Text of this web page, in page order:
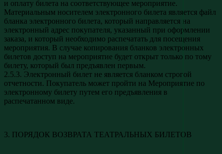
и оплату билета на соответствующее мероприятие.
Материальным носителем электронного билета является файл
бланка электронного билета, который направляется на
электронный адрес покупателя, указанный при оформлении
заказа, и который необходимо распечатать для посещения
мероприятия. В случае копирования бланков электронных
билетов доступ на мероприятие будет открыт только по тому
билету, который был предъявлен первым.
2.5.3. Электронный билет не является бланком строгой
отчетности. Покупатель может пройти на Мероприятие по
электронному билету путем его предъявления в
распечатанном виде.
3. ПОРЯДОК ВОЗВРАТА ТЕАТРАЛЬНЫХ БИЛЕТОВ